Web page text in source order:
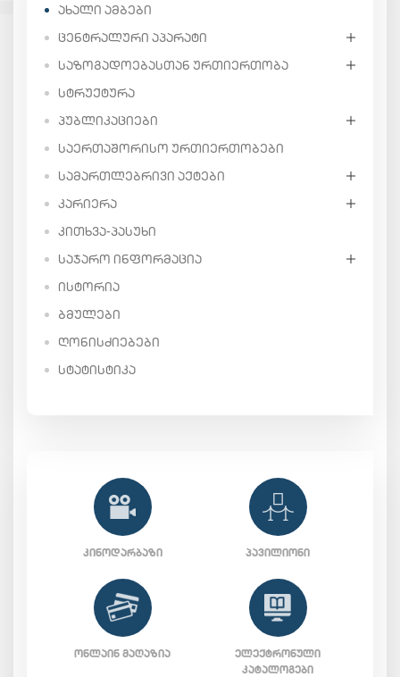
ᲐᲮᲐᲚᲘ ᲐᲛᲑᲔᲑᲘ
ᲪᲔᲜᲢᲠᲐᲚᲣᲠᲘ ᲐᲞᲐᲠᲐᲢᲘ
ᲡᲐᲖᲝᲒᲐᲓᲝᲔᲑᲐᲡᲗᲐᲜ ᲣᲠᲗᲘᲔᲠᲗᲝᲑᲐ
ᲡᲢᲠᲣᲥᲢᲣᲠᲐ
ᲞᲣᲑᲚᲘᲙᲐᲪᲘᲔᲑᲘ
ᲡᲐᲔᲠᲗᲐᲨᲝᲠᲘᲡᲝ ᲣᲠᲗᲘᲔᲠᲗᲝᲑᲔᲑᲘ
ᲡᲐᲛᲐᲠᲗᲚᲔᲑᲠᲘᲕᲘ ᲐᲥᲢᲔᲑᲘ
ᲙᲐᲠᲘᲔᲠᲐ
ᲙᲘᲗᲮᲕᲐ-ᲞᲐᲡᲣᲮᲘ
ᲡᲐᲯᲐᲠᲝ ᲘᲜᲤᲝᲠᲛᲐᲪᲘᲐ
ᲘᲡᲢᲝᲠᲘᲐ
ᲑᲛᲣᲚᲔᲑᲘ
ᲦᲝᲜᲘᲡᲫᲘᲔᲑᲔᲑᲘ
ᲡᲢᲐᲢᲘᲡᲢᲘᲙᲐ
ᲙᲘᲜᲝᲓᲐᲠᲑᲐᲖᲘ ᲞᲐᲕᲘᲚᲘᲝᲜᲘ
ᲝᲜᲚᲐᲘᲜ ᲛᲐᲦᲐᲖᲘᲐ
ᲔᲚᲔᲥᲢᲠᲝᲜᲣᲚᲘ
ᲙᲐᲢᲐᲚᲝᲒᲔᲑᲘ